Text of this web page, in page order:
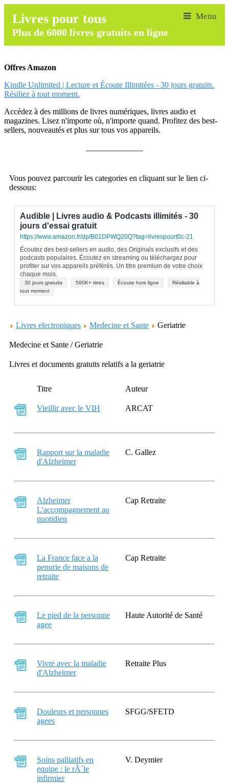
Livres pour tous
Plus de 6000 livres gratuits en ligne
Offres Amazon
Kindle Unlimited | Lecture et Écoute Illimitées - 30 jours gratuits.
Résiliez à tout moment.
Accédez à des millions de livres numériques, livres audio et
magazines. Lisez n'importe où, n'importe quand. Profitez des best-
sellers, nouveautés et plus sur tous vos appareils.
Vous pouvez parcourir les categories en cliquant sur le lien ci-
dessous:
Audible | Livres audio & Podcasts illimités - 30
jours d'essai gratuit
https://www.amazon.fr/dp/B01DPWQ20Q?tag=livrespourt0c-21
Écoutez des best-sellers en audio, des Originals exclusifs et des
podcasts populaires. Écoutez en streaming ou téléchargez pour
profiter sur vos appareils préférés. Un titre premium de votre choix
chaque mois.
30 jours gratuits 500K+ titres Écoute hors ligne
Résiliable à
tout moment
Livres electroniques Medecine et Sante Geriatrie
Medecine et Sante / Geriatrie
Livres et documents gratuits relatifs a la geriatrie
Titre Auteur
Vieillir avec le VIH ARCAT
Rapport sur la maladie
d'Alzheimer
C. Gallez
Alzheimer
L'accompagnement au
quotidien
Cap Retraite
La France face a la
penurie de maisons de
retraite
Cap Retraite
Le pied de la personne
agee
Haute Autorité de Santé
Vivre avec la maladie
d'Alzheimer
Retraite Plus
Douleurs et personnes
agees
SFGG/SFETD
Soins palliatifs en
equipe : le rÃ´le
infirmier
V. Deymier